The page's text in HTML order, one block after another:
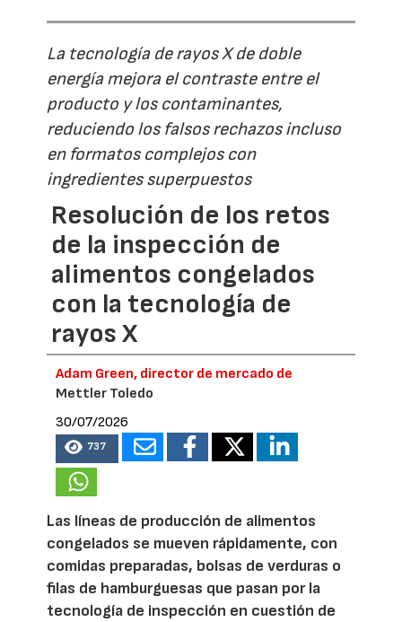
La tecnología de rayos X de doble
energía mejora el contraste entre el
producto y los contaminantes,
reduciendo los falsos rechazos incluso
en formatos complejos con
ingredientes superpuestos
Resolución de los retos
de la inspección de
alimentos congelados
con la tecnología de
rayos X
Adam Green, director de mercado de
Mettler Toledo
30/07/2026
737
Las líneas de producción de alimentos
congelados se mueven rápidamente, con
comidas preparadas, bolsas de verduras o
filas de hamburguesas que pasan por la
tecnología de inspección en cuestión de